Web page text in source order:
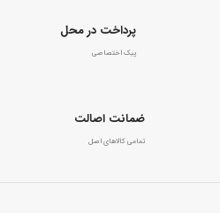
پرداخت در محل
پیک اختصاصی
ضمانت اصالت
تمامی کالاهای اصل